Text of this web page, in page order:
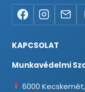
KAPCSOLAT
Munkavédelmi
6000